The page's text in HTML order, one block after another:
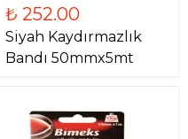
₺ 252.00
Siyah Kaydırmazlık
Bandı 50mmx5mt